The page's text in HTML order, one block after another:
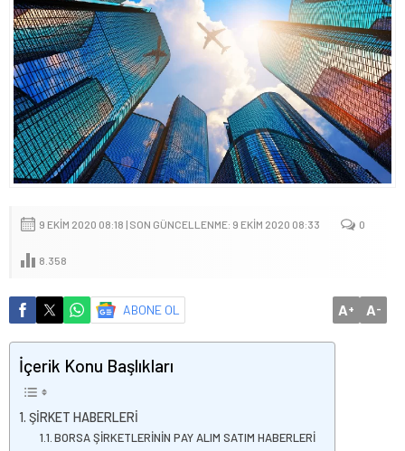
9 EKIM 2020 08:18 | SON GÜNCELLENME: 9 EKIM 2020 08:33 0
8.358
ABONE OL A+ A-
İçerik Konu Başlıkları
ŞİRKET HABERLERİ
BORSA ŞİRKETLERİNİN PAY ALIM SATIM HABERLERİ